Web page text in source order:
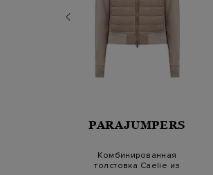
PARAJUMPERS
Комбинированная
толстовка Caelie из